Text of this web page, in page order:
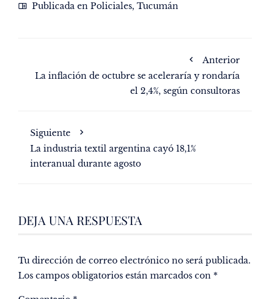
Publicada en Policiales, Tucumán
Anterior
La inflación de octubre se aceleraría y rondaría
el 2,4%, según consultoras
Siguiente
La industria textil argentina cayó 18,1%
interanual durante agosto
DEJA UNA RESPUESTA
Tu dirección de correo electrónico no será publicada.
Los campos obligatorios están marcados con *